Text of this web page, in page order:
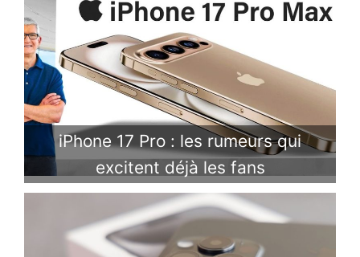
iPhone 17 Pro : les rumeurs qui
excitent déjà les fans